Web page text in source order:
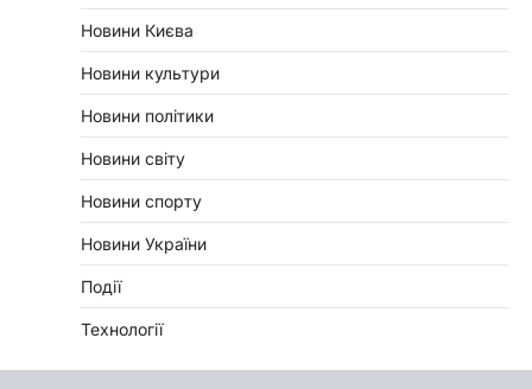
Новини Києва
Новини культури
Новини політики
Новини світу
Новини спорту
Новини України
Події
Технології